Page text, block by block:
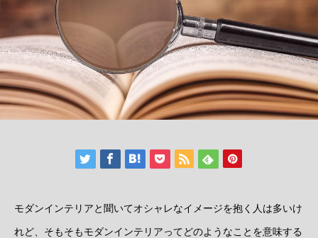
モダンインテリアと聞いてオシャレなイメージを抱く人は多いけ
れど、そもそもモダンインテリアってどのようなことを意味する